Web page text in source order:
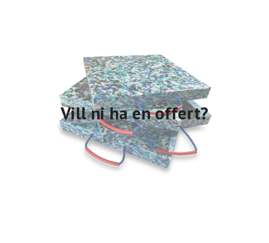
Vill ni ha en offert?